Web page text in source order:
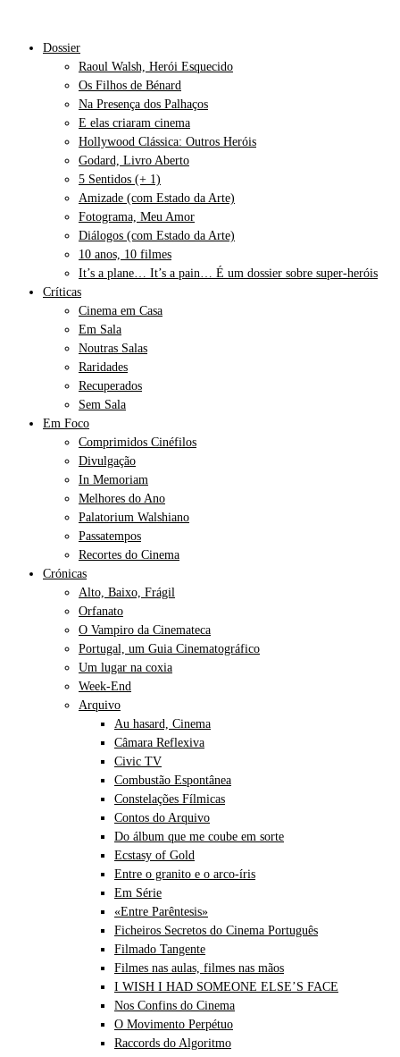
Dossier
Raoul Walsh, Herói Esquecido
Os Filhos de Bénard
Na Presença dos Palhaços
E elas criaram cinema
Hollywood Clássica: Outros Heróis
Godard, Livro Aberto
5 Sentidos (+ 1)
Amizade (com Estado da Arte)
Fotograma, Meu Amor
Diálogos (com Estado da Arte)
10 anos, 10 filmes
It’s a plane… It’s a pain… É um dossier sobre super-heróis
Críticas
Cinema em Casa
Em Sala
Noutras Salas
Raridades
Recuperados
Sem Sala
Em Foco
Comprimidos Cinéfilos
Divulgação
In Memoriam
Melhores do Ano
Palatorium Walshiano
Passatempos
Recortes do Cinema
Crónicas
Alto, Baixo, Frágil
Orfanato
O Vampiro da Cinemateca
Portugal, um Guia Cinematográfico
Um lugar na coxia
Week-End
Arquivo
Au hasard, Cinema
Câmara Reflexiva
Civic TV
Combustão Espontânea
Constelações Fílmicas
Contos do Arquivo
Do álbum que me coube em sorte
Ecstasy of Gold
Entre o granito e o arco-íris
Em Série
«Entre Parêntesis»
Ficheiros Secretos do Cinema Português
Filmado Tangente
Filmes nas aulas, filmes nas mãos
I WISH I HAD SOMEONE ELSE’S FACE
Nos Confins do Cinema
O Movimento Perpétuo
Raccords do Algoritmo